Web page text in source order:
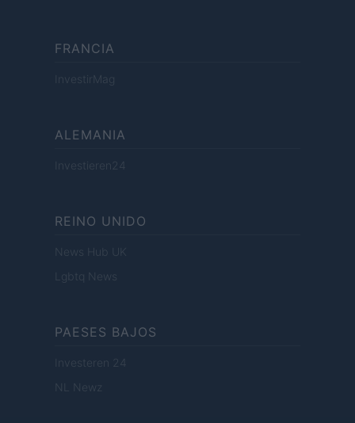
FRANCIA
InvestirMag
ALEMANIA
Investieren24
REINO UNIDO
News Hub UK
Lgbtq News
PAESES BAJOS
Investeren 24
NL Newz